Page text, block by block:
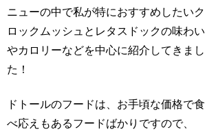
ニューの中で私が特におすすめしたいク
ロックムッシュとレタスドックの味わい
やカロリーなどを中心に紹介してきまし
た！
ドトールのフードは、お手頃な価格で食
べ応えもあるフードばかりですので、